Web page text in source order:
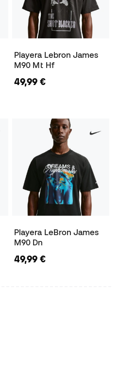
Playera Lebron James
M90 Mt Hf
49,99 €
Playera LeBron James
M90 Dn
49,99 €